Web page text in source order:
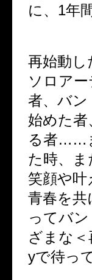
に、 1年
再始動し
ソロア
者、バ
始めた
る者……
た時、
笑顔や
青春を
ってバ
ざまな＜
yで待っ